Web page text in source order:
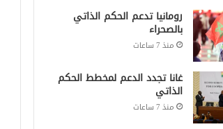
رومانيا تدعم الحكم الذاتي
بالصحراء
منذ 7 ساعات
غانا تجدد الدعم لمخطط الحكم
الذاتي
منذ 7 ساعات